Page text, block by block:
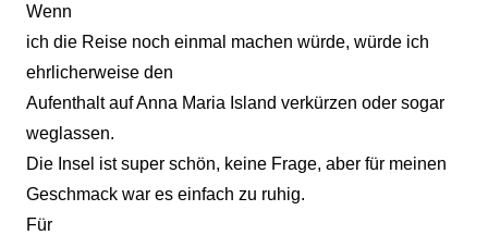
Wenn
ich die Reise noch einmal machen würde, würde ich
ehrlicherweise den
Aufenthalt auf Anna Maria Island verkürzen oder sogar
weglassen.
Die Insel ist super schön, keine Frage, aber für meinen
Geschmack war es einfach zu ruhig.
Für